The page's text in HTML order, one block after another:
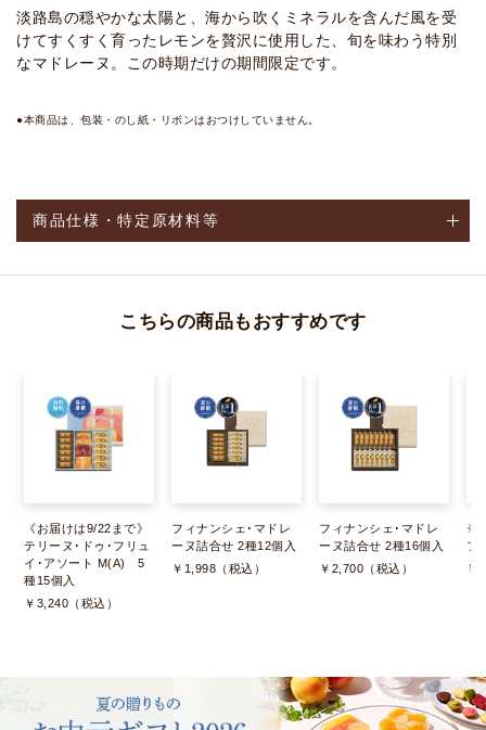
淡路島の穏やかな太陽と、海から吹くミネラルを含んだ風を受
けてすくすく育ったレモンを贅沢に使用した、旬を味わう特別
なマドレーヌ。この時期だけの期間限定です。
●本商品は、包装・のし紙・リボンはおつけしていません。
商品仕様・特定原材料等
こちらの商品もおすすめです
《お届けは9/22まで》
テリーヌ･ドゥ･フリュ
イ･アソート M(A) 5
種15個入
￥3,240（税込）
フィナンシェ･マドレ
ーヌ詰合せ 2種12個入
￥1,998（税込）
フィナンシェ･マドレ
ーヌ詰合せ 2種16個入
￥2,700（税込）
※
フ
￥